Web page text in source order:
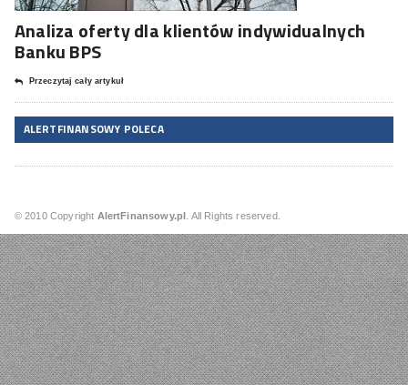
Analiza oferty dla klientów indywidualnych
Banku BPS
Przeczytaj cały artykuł
ALERTFINANSOWY POLECA
© 2010 Copyright AlertFinansowy.pl . All Rights reserved.